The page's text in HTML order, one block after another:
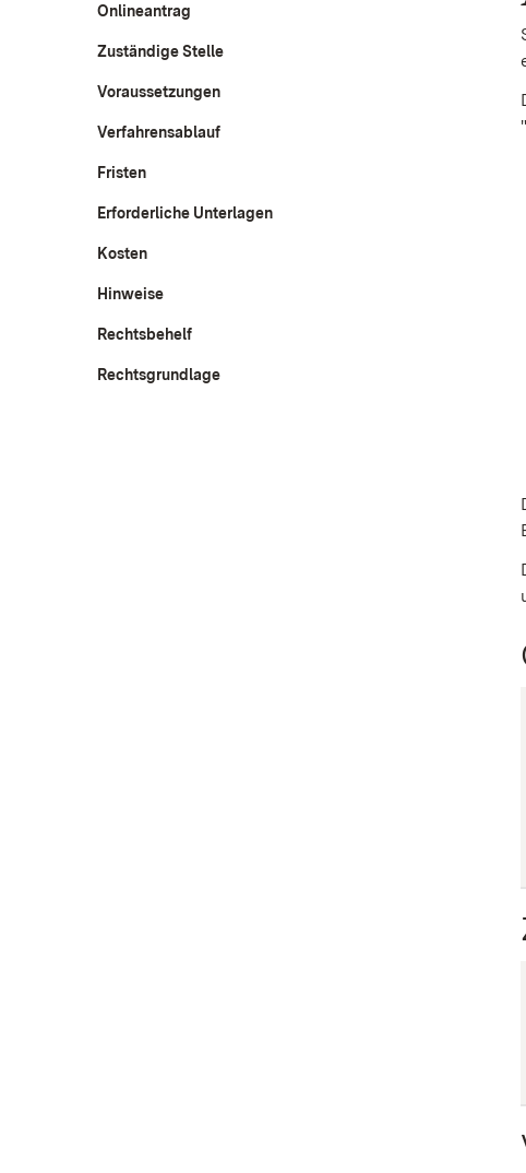
Onlineantrag
Zuständige Stelle
Voraussetzungen
Verfahrensablauf
Fristen
Erforderliche Unterlagen
Kosten
Hinweise
Rechtsbehelf
Rechtsgrundlage